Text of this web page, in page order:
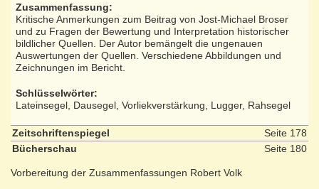
Zusammenfassung:
Kritische Anmerkungen zum Beitrag von Jost-Michael Broser
und zu Fragen der Bewertung und Interpretation historischer
bildlicher Quellen. Der Autor bemängelt die ungenauen
Auswertungen der Quellen. Verschiedene Abbildungen und
Zeichnungen im Bericht.
Schlüsselwörter:
Lateinsegel, Dausegel, Vorliekverstärkung, Lugger, Rahsegel
Zeitschriftenspiegel
Seite 178
Bücherschau
Seite 180
Vorbereitung der Zusammenfassungen Robert Volk